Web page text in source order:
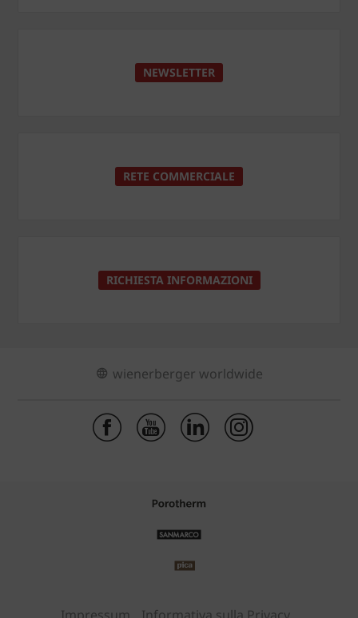
NEWSLETTER
RETE COMMERCIALE
RICHIESTA INFORMAZIONI
wienerberger worldwide
Impressum Informativa sulla Privacy